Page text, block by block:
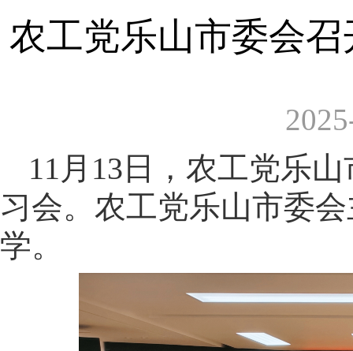
农工党乐山市委会
11月13日，农工党乐
习会。农工党乐山市委
学。